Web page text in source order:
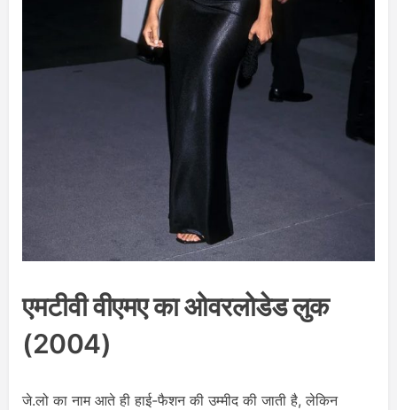
एमटीवी वीएमए का ओवरलोडेड लुक
(2004)
जे.लो का नाम आते ही हाई-फैशन की उम्मीद की जाती है, लेकिन